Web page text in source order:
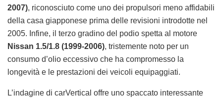
2007), riconosciuto come uno dei propulsori meno affidabili
della casa giapponese prima delle revisioni introdotte nel
2005. Infine, il terzo gradino del podio spetta al motore
Nissan 1.5/1.8 (1999-2006), tristemente noto per un
consumo d’olio eccessivo che ha compromesso la
longevità e le prestazioni dei veicoli equipaggiati.
L’indagine di carVertical offre uno spaccato interessante